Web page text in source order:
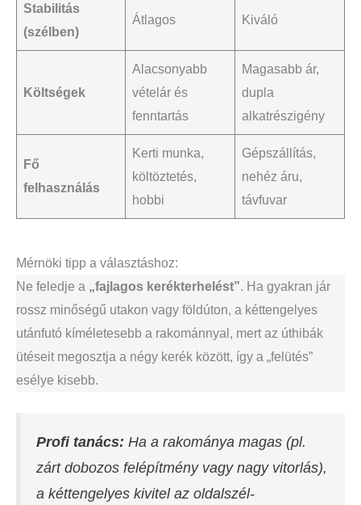
Stabilitás
(szélben)
Átlagos Kiváló
Költségek
Alacsonyabb
vételár és
fenntartás
Magasabb ár,
dupla
alkatrészigény
Fő
felhasználás
Kerti munka,
költöztetés,
hobbi
Gépszállítás,
nehéz áru,
távfuvar
Mérnöki tipp a választáshoz:
Ne feledje a „fajlagos kerékterhelést”. Ha gyakran jár
rossz minőségű utakon vagy földúton, a kéttengelyes
utánfutó kíméletesebb a rakománnyal, mert az úthibák
ütéseit megosztja a négy kerék között, így a „felütés”
esélye kisebb.
Profi tanács: Ha a rakománya magas (pl.
zárt dobozos felépítmény vagy nagy vitorlás),
a kéttengelyes kivitel az oldalszél-